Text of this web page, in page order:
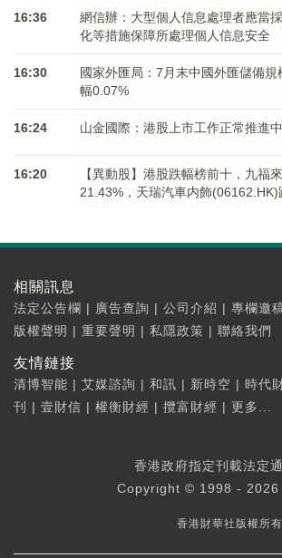
16:36
網信辦：大型個人信息處理者應當
化等措施保障所處理個人信息安全
16:30
國家外匯局：7月末中國外匯儲備
幅0.07%
16:24 山金國際：港股上市工作正常推進中
16:20
【異動股】港股跌幅榜前十，九福
21.43%，天瑞汽車内飾(06162.HK)
相關訊息
法定公告欄 | 廣告查詢 | 公司介紹 | 專欄邀
版權聲明 | 重要聲明 | 私隱政策 | 聯絡我們
友情鏈接
清博智能 | 艾媒諮詢 | 和訊 | 新時空 | 時代
刊
| 壹財信 | 權衡財經 | 攬富財經 | 更多...
香港政府指定刊載法定
Copyright © 1998 - 2026
香港財華社版權所